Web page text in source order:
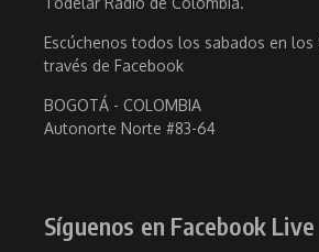
Escúchenos todos los sabados en los
través de Facebook
BOGOTÁ - COLOMBIA
Autonorte Norte #83-64
Síguenos en Facebook Live